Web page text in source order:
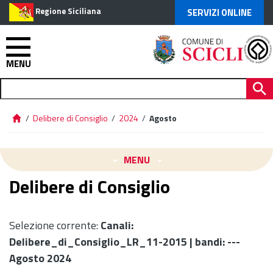
Regione Siciliana SERVIZI ONLINE
MENU
/ Delibere di Consiglio / 2024 / Agosto
MENU
Delibere di Consiglio
Selezione corrente: Canali:
Delibere_di_Consiglio_LR_11-2015 | bandi: ---
Agosto 2024